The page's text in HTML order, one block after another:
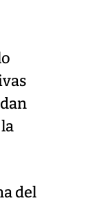
del